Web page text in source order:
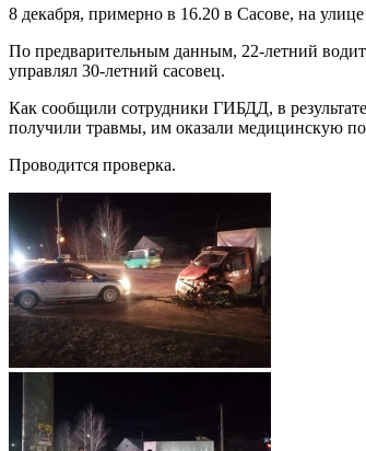
8 декабря, примерно в 16.20 в Сасове, на
По предварительным данным, 22-летний
управлял 30-летний сасовец.
Как сообщили сотрудники ГИБДД, в
получили травмы, им оказали медицинскую
Проводится проверка.